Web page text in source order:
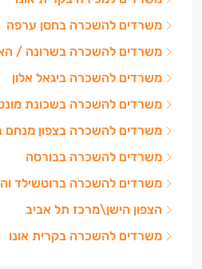
משרדים להשכרה בחסן ערפה
משרדים להשכרה בשרונה /
משרדים להשכרה ביגאל אלון
משרדים להשכרה בשכונת
משרדים להשכרה בצפון מנחם
משרדים להשכרה בבורסה
משרדים להשכרה ברוטשילד
הצפון הישן\מרכז תל אביב
משרדים להשכרה בקרית אונו